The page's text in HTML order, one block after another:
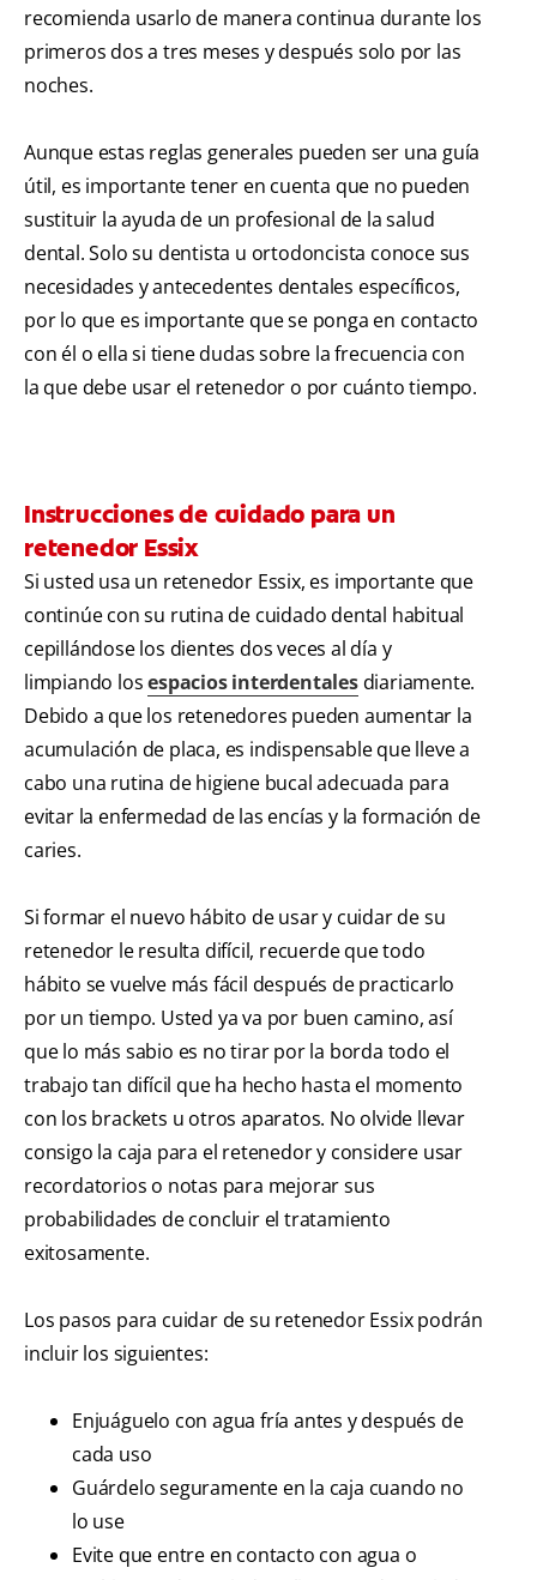
recomienda usarlo de manera continua durante los
primeros dos a tres meses y después solo por las
noches.
Aunque estas reglas generales pueden ser una guía
útil, es importante tener en cuenta que no pueden
sustituir la ayuda de un profesional de la salud
dental. Solo su dentista u ortodoncista conoce sus
necesidades y antecedentes dentales específicos,
por lo que es importante que se ponga en contacto
con él o ella si tiene dudas sobre la frecuencia con
la que debe usar el retenedor o por cuánto tiempo.
Instrucciones de cuidado para un
retenedor Essix
Si usted usa un retenedor Essix, es importante que
continúe con su rutina de cuidado dental habitual
cepillándose los dientes dos veces al día y
limpiando losespacios interdentalesdiariamente.
Debido a que los retenedores pueden aumentar la
acumulación de placa, es indispensable que lleve a
cabo una rutina de higiene bucal adecuada para
evitar la enfermedad de las encías y la formación de
caries.
Si formar el nuevo hábito de usar y cuidar de su
retenedor le resulta difícil, recuerde que todo
hábito se vuelve más fácil después de practicarlo
por un tiempo. Usted ya va por buen camino, así
que lo más sabio es no tirar por la borda todo el
trabajo tan difícil que ha hecho hasta el momento
con los brackets u otros aparatos. No olvide llevar
consigo la caja para el retenedor y considere usar
recordatorios o notas para mejorar sus
probabilidades de concluir el tratamiento
exitosamente.
Los pasos para cuidar de su retenedor Essix podrán
incluir los siguientes:
Enjuáguelo con agua fría antes y después de
cada uso
Guárdelo seguramente en la caja cuando no
lo use
Evite que entre en contacto con agua o